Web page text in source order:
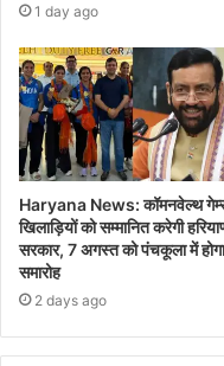
1 day ago
Haryana News: कॉमनवेल्थ
खिलाड़ियों को सम्मानित करेगी
सरकार, 7 अगस्त को पंचकूला में होगा
समारोह
2 days ago